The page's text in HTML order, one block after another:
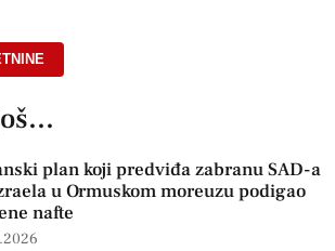
plan koji predviđa zabranu SAD-a
u Ormuskom moreuzu podigao
nafte